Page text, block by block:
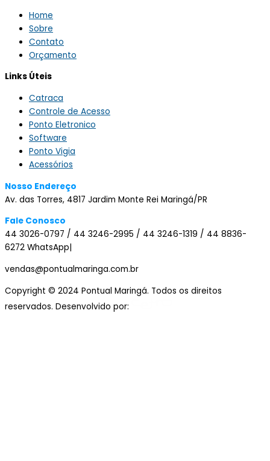
Home
Sobre
Contato
Orçamento
Links Úteis
Catraca
Controle de Acesso
Ponto Eletronico
Software
Ponto Vigia
Acessórios
Nosso Endereço
Av. das Torres, 4817 Jardim Monte Rei Maringá/PR
Fale Conosco
44 3026-0797 / 44 3246-2995 / 44 3246-1319 / 44 8836-
6272 WhatsApp|
vendas@pontualmaringa.com.br
Copyright © 2024 Pontual Maringá. Todos os direitos
reservados. Desenvolvido por: